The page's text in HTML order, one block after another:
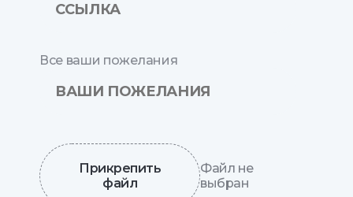
Все ваши пожелания
Прикрепить
файл
Файл не
выбран